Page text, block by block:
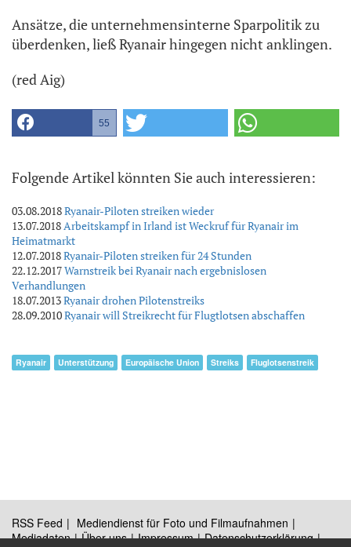
Ansätze, die unternehmensinterne Sparpolitik zu
überdenken, ließ Ryanair hingegen nicht anklingen.
(red Aig)
55
Folgende Artikel könnten Sie auch interessieren:
03.08.2018Ryanair-Piloten streiken wieder
13.07.2018Arbeitskampf in Irland ist Weckruf für Ryanair im
Heimatmarkt
12.07.2018Ryanair-Piloten streiken für 24 Stunden
22.12.2017Warnstreik bei Ryanair nach ergebnislosen
Verhandlungen
18.07.2013Ryanair drohen Pilotenstreiks
28.09.2010Ryanair will Streikrecht für Flugtlotsen abschaffen
Ryanair Unterstützung Europäische Union Streiks Fluglotsenstreik
RSS Feed
Mediendienst für Foto und Filmaufnahmen
Mediadaten
Über uns Impressum
Datenschutzerklärung